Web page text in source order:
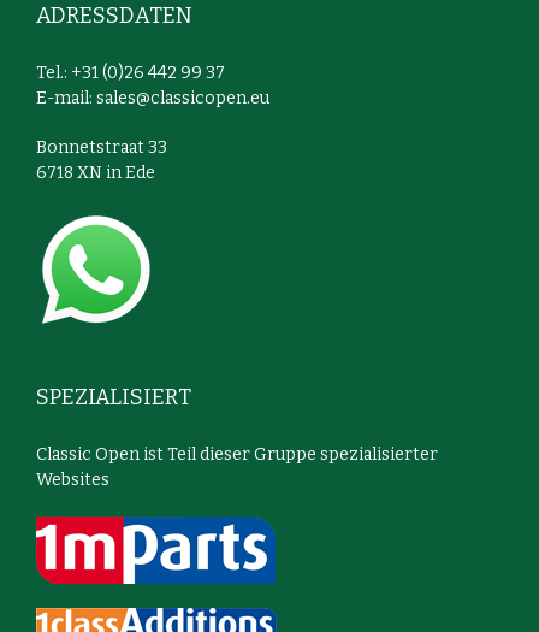
ADRESSDATEN
Tel.: +31 (0)26 442 99 37
E-mail: sales@classicopen.eu
Bonnetstraat 33
6718 XN in Ede
SPEZIALISIERT
Classic Open ist Teil dieser Gruppe spezialisierter
Websites